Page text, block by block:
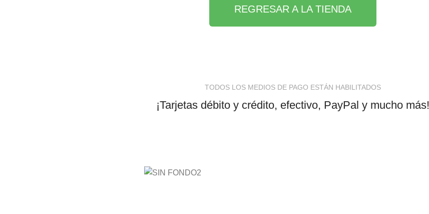
REGRESAR A LA TIENDA
TODOS LOS MEDIOS DE PAGO ESTÁN HABILITADOS
¡Tarjetas débito y crédito, efectivo, PayPal y mucho más!